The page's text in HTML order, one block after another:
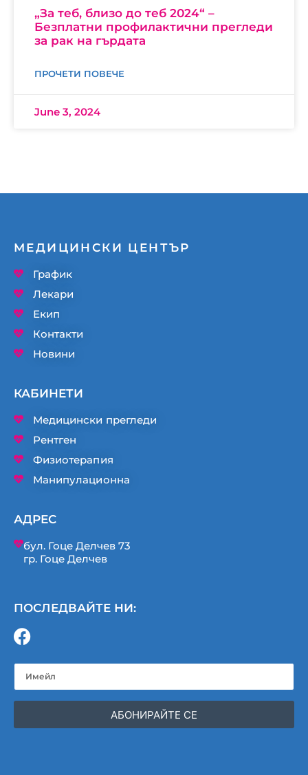
„За теб, близо до теб 2024“ –
Безплатни профилактични прегледи
за рак на гърдата
ПРОЧЕТИ ПОВЕЧЕ
June 3, 2024
МЕДИЦИНСКИ ЦЕНТЪР
График
Лекари
Екип
Контакти
Новини
КАБИНЕТИ
Медицински прегледи
Рентген
Физиотерапия
Манипулационна
АДРЕС
бул. Гоце Делчев 73
гр. Гоце Делчев
ПОСЛЕДВАЙТЕ НИ:
АБОНИРАЙТЕ СЕ